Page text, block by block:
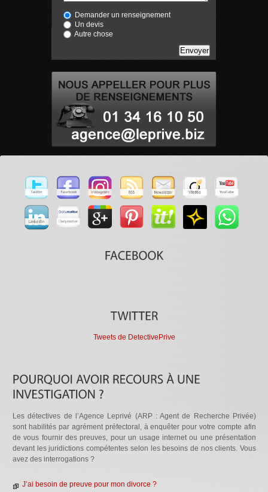
Demander un renseignement
Un devis
Autre chose
Tweets de DetectivePrive
Les détectives de l’Agence Leprivé (ARP : Agent de Recherche Privée)
sont habilités par agrément préfectoral, à enquêter pour votre compte afin
de vous fournir des preuves, pour un usage internet ou une présentation
devant les juridictions compétentes selon les besoins de nos clients. Vous
avez des interrogations ?
J’ai besoin de preuve pour mon divorce ?